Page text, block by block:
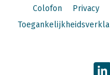
Colofon
Privacy